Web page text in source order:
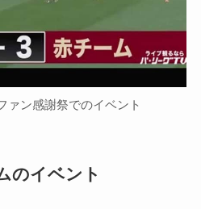
ァン感謝祭でのイベント
のイベント